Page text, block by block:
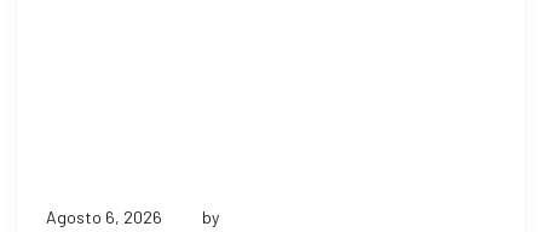
Agosto 6, 2026 by